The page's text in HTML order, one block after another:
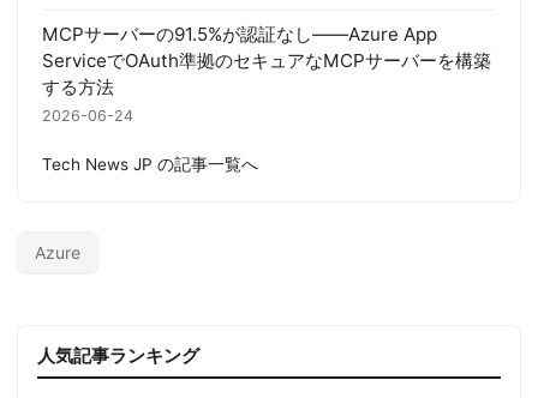
MCPサーバーの91.5%が認証なし——Azure App
ServiceでOAuth準拠のセキュアなMCPサーバーを構築
する方法
2026-06-24
Tech News JP の記事一覧へ
Azure
人気記事ランキング